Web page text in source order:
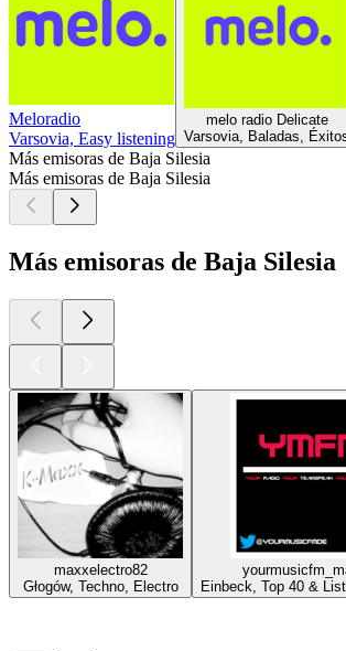
Meloradio
Varsovia, Easy listening
melo radio Delicate
Varsovia, Baladas,
Más emisoras de Baja Silesia
Más emisoras de Baja Silesia
Más emisoras de Baja Silesia
maxxelectro82
Głogów, Techno, Electro
Einbeck, Top 40 &